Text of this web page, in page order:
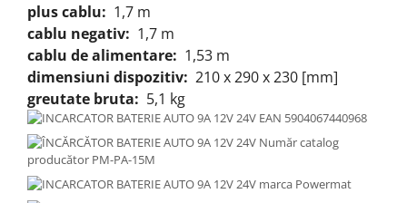
plus cablu: 1,7 m
cablu negativ: 1,7 m
cablu de alimentare: 1,53 m
dimensiuni dispozitiv: 210 x 290 x 230 [mm]
greutate bruta: 5,1 kg